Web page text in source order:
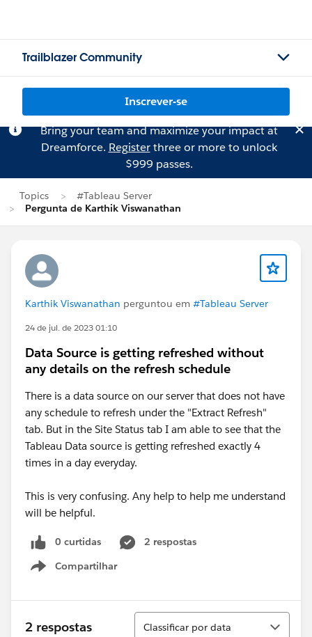
Trailblazer Community
Inscrever-se
Bring your team and maximize your impact at
Dreamforce. Registerthree or more to unlock
$999 passes.
Topics
#Tableau Server
Pergunta de Karthik Viswanathan
Karthik Viswanathan perguntou em #Tableau Server
24 de jul. de 2023 01:10
Data Source is getting refreshed without
any details on the refresh schedule
There is a data source on our server that does not have
any schedule to refresh under the "Extract Refresh"
tab. But in the Site Status tab I am able to see that the
Tableau Data source is getting refreshed exactly 4
times in a day everyday.
This is very confusing. Any help to help me understand
will be helpful.
0 curtidas
2 respostas
Compartilhar
Show menu
2 respostas
Classificar
Classificar por data